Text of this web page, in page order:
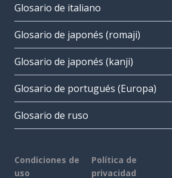
Glosario de italiano
Glosario de japonés (romaji)
Glosario de japonés (kanji)
Glosario de portugués (Europa)
Glosario de ruso
Condiciones de
uso
Política de
privacidad